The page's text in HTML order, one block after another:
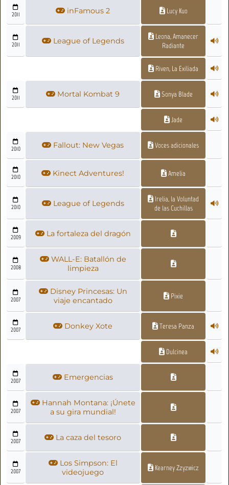
2011 inFamous 2 Lucy Kuo
2011 League of Legends
Leona, Amanecer
Radiante
Riven, La Exiliada
2011 Mortal Kombat 9 Sonya Blade
Jade
2010 Fallout: New Vegas Voces adicionales
2010 Kinect Adventures! Amelia
2010 League of Legends
Irelia, la Voluntad
de las Cuchillas
2009 La fortaleza del dragón
2008
WALL-E: Batallón de
limpieza
2007
Disney Princesas: Un
viaje encantado
Pixie
2007 Donkey Xote Teresa Panza
Dulcinea
2007 Emergencias
2007
Hannah Montana: ¡Únete
a su gira mundial!
2007 La caza del tesoro
2007
Los Simpson: El
videojuego
Kearney Zzyzwicz